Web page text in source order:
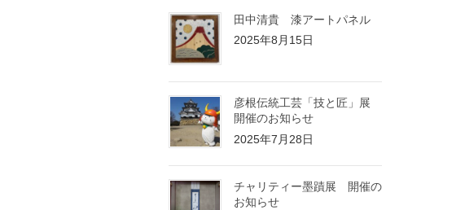
田中清貴 漆アートパネル
2025年8月15日
彦根伝統工芸「技と匠」展
開催のお知らせ
2025年7月28日
チャリティー墨蹟展 開催の
お知らせ